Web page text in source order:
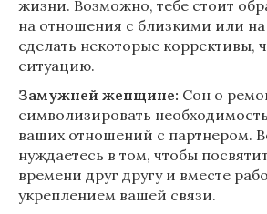
жизни. Возможно, тебе стоит
на отношения с близкими или на
сделать некоторые коррективы,
ситуацию.
Замужней женщине: Сон о
символизировать
ваших отношений с партнером.
нуждаетесь в том, чтобы
времени друг другу и вместе
укреплением вашей связи.